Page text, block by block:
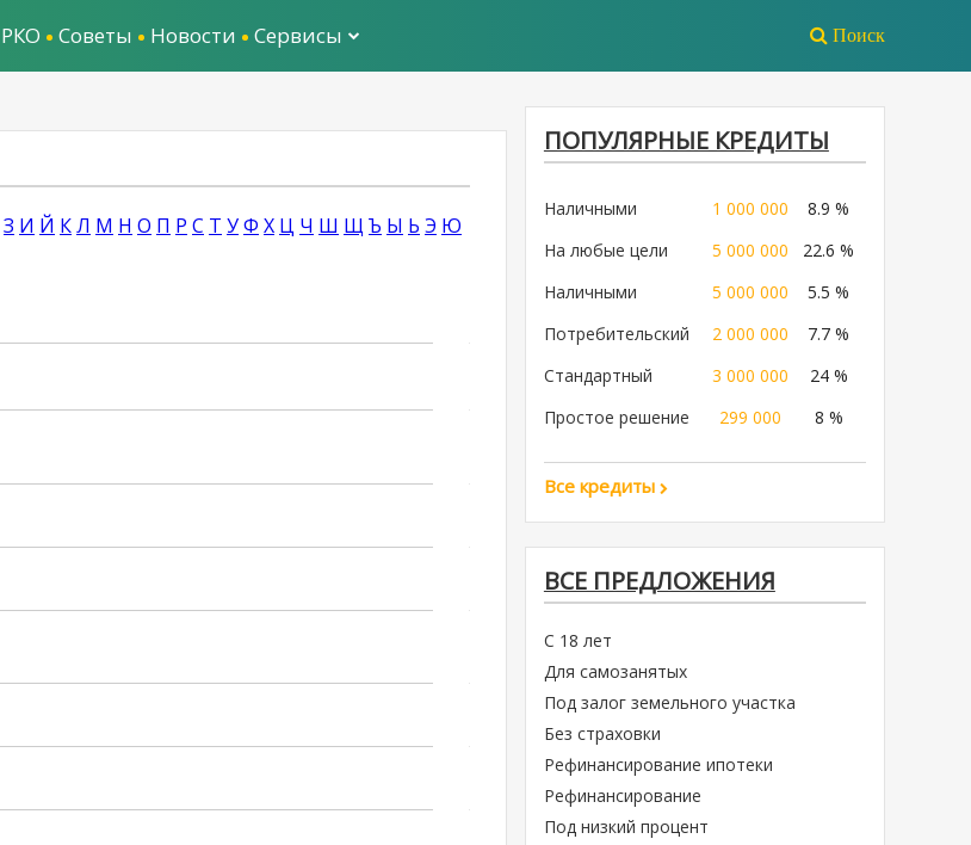
РКО Советы Новости Сервисы Поиск
З И Й КЛ М Н О П Р С Т УФ Х Ц Ч Ш Щ Ъ Ы Ь Э Ю
ПОПУЛЯРНЫЕ КРЕДИТЫ
Наличными 1 000 000
8.9 %
На любые цели
5 000 000
22.6 %
Наличными
5 000 000
5.5 %
Потребительский
2 000 000
7.7 %
Стандартный
3 000 000
24 %
Простое решение
299 000 8 %
Все кредиты
ВСЕ ПРЕДЛОЖЕНИЯ
С 18 лет
Для самозанятых
Под залог земельного участка
Без страховки
Рефинансирование ипотеки
Рефинансирование
Под низкий процент